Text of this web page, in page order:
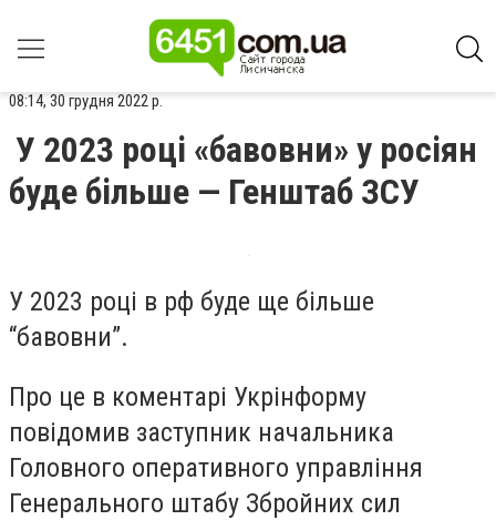
08:14, 30 грудня 2022 р.
У 2023 році «бавовни» у росіян
буде більше — Генштаб ЗСУ
У 2023 році в рф буде ще більше
“бавовни”.
Про це в коментарі Укрінформу
повідомив заступник начальника
Головного оперативного управління
Генерального штабу Збройних сил